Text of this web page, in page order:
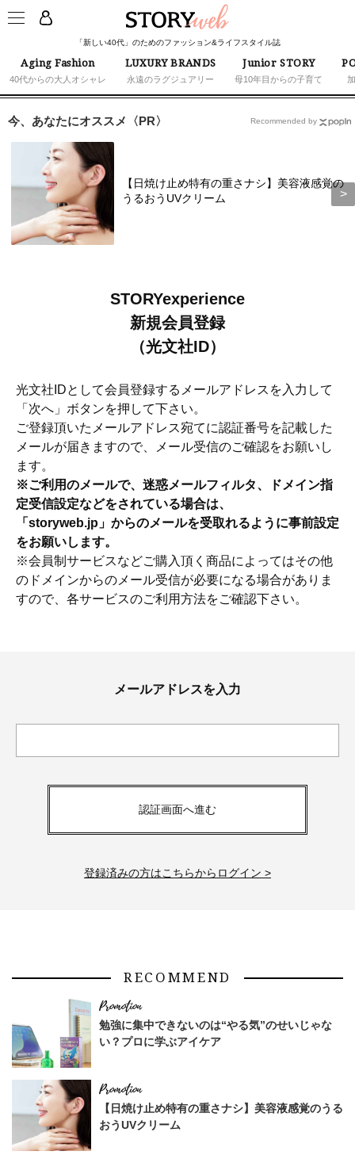
「新しい40代」のためのファッション&ライフスタイル誌
Aging Fashion
40代からの大人オシャレ
LUXURY BRANDS
永遠のラグジュアリー
Junior STORY
母10年目からの子育て
今、あなたにオススメ〈PR〉
【日焼け止め特有の重さナシ】美容液感覚の
うるおうUVクリーム
Recommended by
STORYexperience
新規会員登録
（光文社ID）
光文社IDとして会員登録するメールアドレスを入力して
「次へ」ボタンを押して下さい。
ご登録頂いたメールアドレス宛てに認証番号を記載した
メールが届きますので、メール受信のご確認をお願いし
ます。
※ご利用のメールで、迷惑メールフィルタ、ドメイン指
定受信設定などをされている場合は、
「storyweb.jp」からのメールを受取れるように事前設定
をお願いします。
※会員制サービスなどご購入頂く商品によってはその他
のドメインからのメール受信が必要になる場合がありま
すので、各サービスのご利用方法をご確認下さい。
メールアドレスを入力
認証画面へ進む
登録済みの方はこちらからログイン >
RECOMMEND
勉強に集中できないのは“やる気”のせいじゃな
い？プロに学ぶアイケア
【日焼け止め特有の重さナシ】美容液感覚のうる
おうUVクリーム